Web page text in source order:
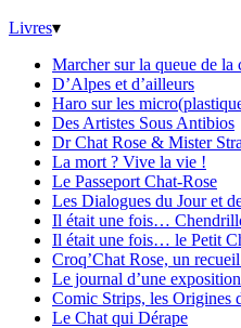
Livres▾
Marcher sur la queue de la
D’Alpes et d’ailleurs
Haro sur les
Des Artistes Sous Antibios
Dr Chat Rose & Mister
La mort ? Vive la vie !
Le Passeport Chat-Rose
Les Dialogues du Jour et
Il était une fois…
Il était une fois… le Petit
Croq’Chat Rose, un
Le journal d’une exposition
Comic Strips, les Origines
Le Chat qui Dérape